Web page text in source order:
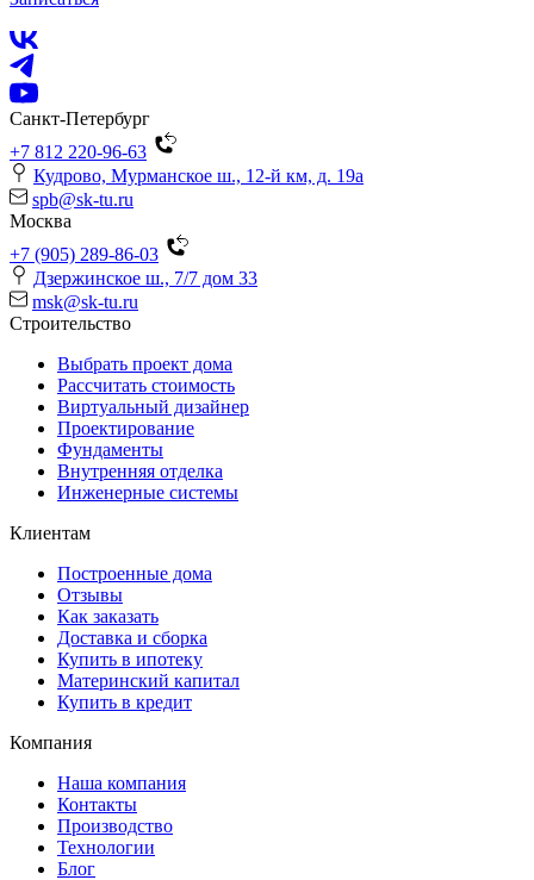
Санкт-Петербург
+7 812 220-96-63
Кудрово, Мурманское ш., 12-й км, д. 19a
spb@sk-tu.ru
Москва
+7 (905) 289-86-03
Дзержинское ш., 7/7 дом 33
msk@sk-tu.ru
Строительство
Выбрать проект дома
Рассчитать стоимость
Виртуальный дизайнер
Проектирование
Фундаменты
Внутренняя отделка
Инженерные системы
Клиентам
Построенные дома
Отзывы
Как заказать
Доставка и сборка
Купить в ипотеку
Материнский капитал
Купить в кредит
Компания
Наша компания
Контакты
Производство
Технологии
Блог